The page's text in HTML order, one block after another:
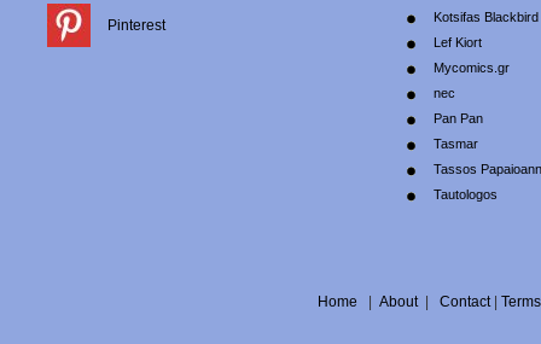
Pinterest
Kotsifas Blackbird
Lef Kiort
Mycomics.gr
nec
Pan Pan
Tasmar
Tassos
Tautologos
Home About| Contact| Terms